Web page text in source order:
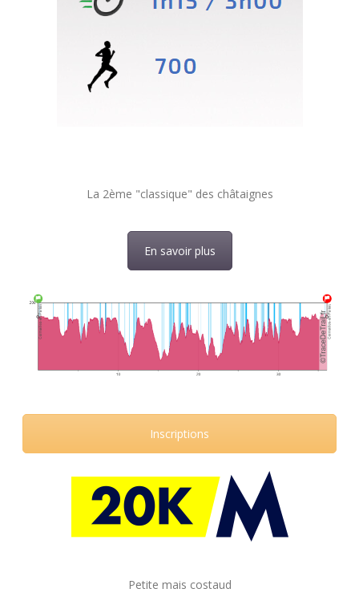
La 2ème "classique" des châtaignes
En savoir plus
Inscriptions
Petite mais costaud